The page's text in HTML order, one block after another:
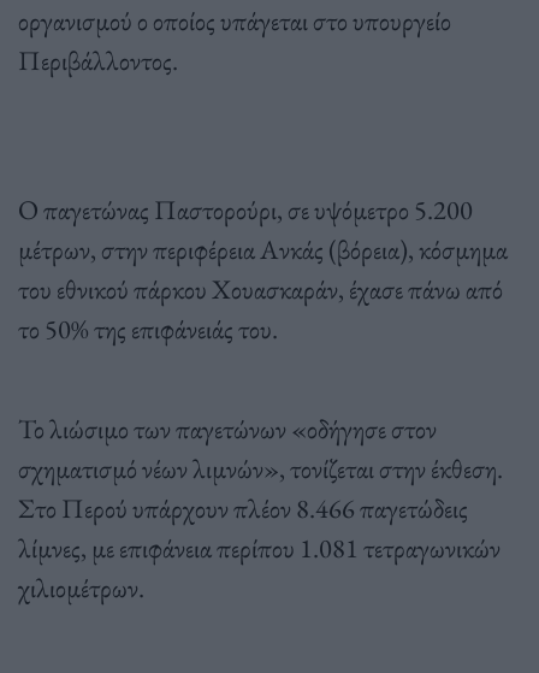
οργανισμού ο οποίος υπάγεται στο υπουργείο
Περιβάλλοντος.
Ο παγετώνας Παστορούρι, σε υψόμετρο 5.200
μέτρων, στην περιφέρεια Ανκάς (βόρεια), κόσμημα
του εθνικού πάρκου Χουασκαράν, έχασε πάνω από
το 50% της επιφάνειάς του.
Το λιώσιμο των παγετώνων «οδήγησε στον
σχηματισμό νέων λιμνών», τονίζεται στην έκθεση.
Στο Περού υπάρχουν πλέον 8.466 παγετώδεις
λίμνες, με επιφάνεια περίπου 1.081 τετραγωνικών
χιλιομέτρων.